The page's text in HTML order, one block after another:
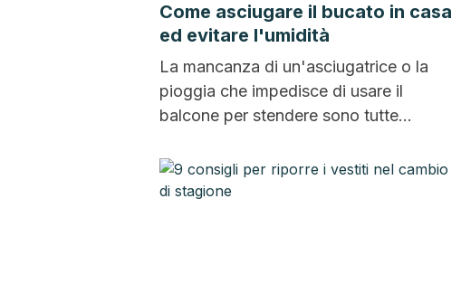
Come asciugare il bucato in casa
ed evitare l'umidità
La mancanza di un'asciugatrice o la
pioggia che impedisce di usare il
balcone per stendere sono tutte